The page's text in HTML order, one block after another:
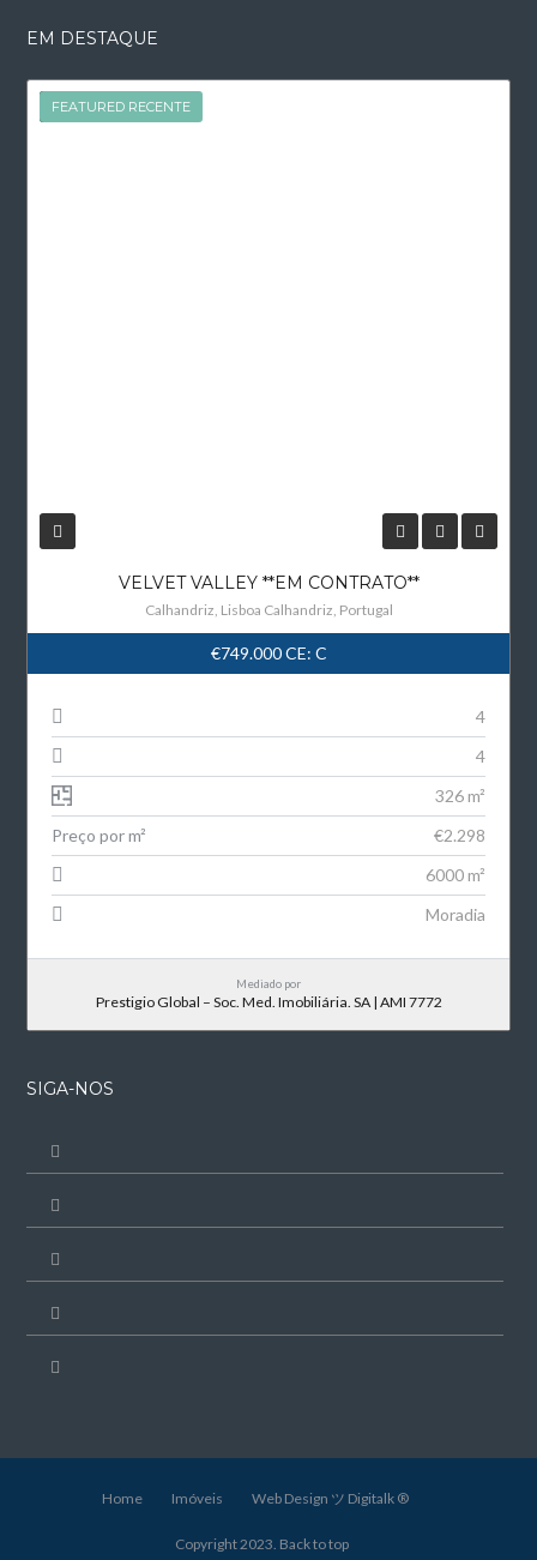
EM DESTAQUE
FEATURED
FEATURED RECENTE
VELVET VALLEY **EM CONTRATO**
Calhandriz, Lisboa Calhandriz, Portugal
€749.000CE: C
4
4
326 m²
Preço por m²
€2.298
6000 m²
Moradia
Mediado por
Prestigio Global – Soc. Med. Imobiliária. SA | AMI 7772
SIGA-NOS
Home Imóveis Web Design ツ Digitalk ®
Copyright 2023. Back to top